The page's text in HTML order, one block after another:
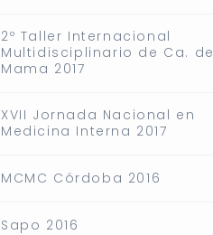
2º Taller Internacional
Multidisciplinario de Ca. de
Mama 2017
XVII Jornada Nacional en
Medicina Interna 2017
MCMC Córdoba 2016
Sapo 2016